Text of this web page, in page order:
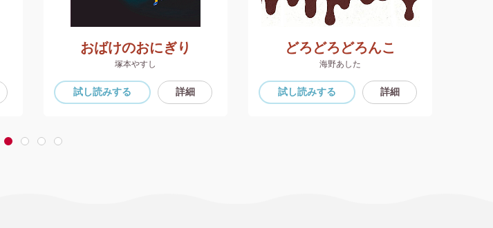
おばけのおにぎり
塚本やすし
試し読みする 詳細
どろどろどろんこ
海野あした
試し読みする 詳細
1 2 3 4